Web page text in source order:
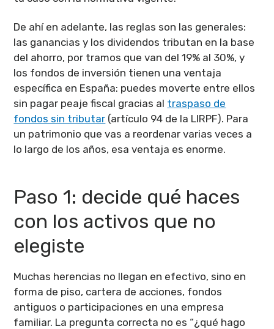
De ahí en adelante, las reglas son las generales:
las ganancias y los dividendos tributan en la base
del ahorro, por tramos que van del 19% al 30%, y
los fondos de inversión tienen una ventaja
específica en España: puedes moverte entre ellos
sin pagar peaje fiscal gracias al traspaso de
fondos sin tributar (artículo 94 de la LIRPF). Para
un patrimonio que vas a reordenar varias veces a
lo largo de los años, esa ventaja es enorme.
Paso 1: decide qué haces
con los activos que no
elegiste
Muchas herencias no llegan en efectivo, sino en
forma de piso, cartera de acciones, fondos
antiguos o participaciones en una empresa
familiar. La pregunta correcta no es “¿qué hago